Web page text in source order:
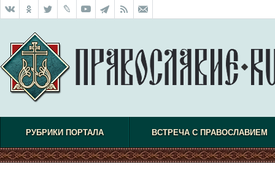
РУБРИКИ ПОРТАЛА ВСТРЕЧА С ПРАВОСЛАВИЕМ